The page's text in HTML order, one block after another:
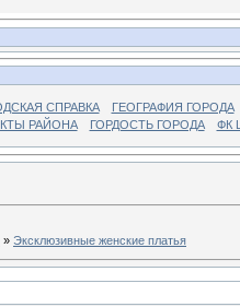
СПРАВКА
ГЕОГРАФИЯ ГОРОДА
РАЙОНА
ГОРДОСТЬ ГОРОДА ФК
» Эксклюзивные женские платья